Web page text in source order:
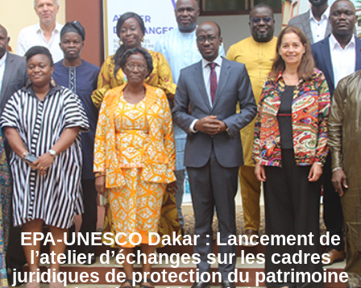
EPA-UNESCO Dakar : Lancement de
l’atelier d’échanges sur les cadres
juridiques de protection du patrimoine